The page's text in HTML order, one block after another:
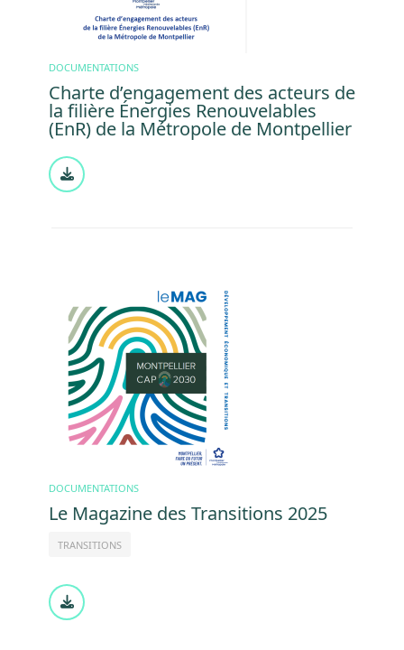
DOCUMENTATIONS
Charte d’engagement des acteurs de
la filière Énergies Renouvelables
(EnR) de la Métropole de Montpellier
Document
DOCUMENTATIONS
Le Magazine des Transitions 2025
TRANSITIONS
Document